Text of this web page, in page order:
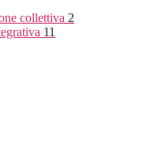
collettiva 2
11